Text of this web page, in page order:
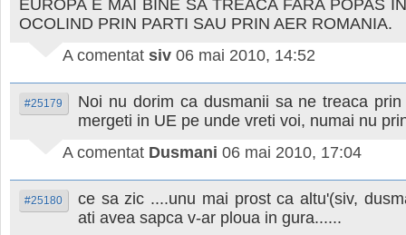
EUROPA E MAI BINE SA TREACA FARA POPAS
OCOLIND PRIN PARTI SAU PRIN AER ROMANIA.
A comentat siv 06 mai 2010, 14:52
#25179
Noi nu dorim ca dusmanii sa ne treaca
mergeti in UE pe unde vreti voi, numai nu
A comentat Dusmani 06 mai 2010, 17:04
#25180
ce sa zic ....unu mai prost ca altu'(siv,
ati avea sapca v-ar ploua in gura......